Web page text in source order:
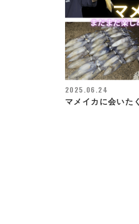
2025.06.24
マメイカに会いた